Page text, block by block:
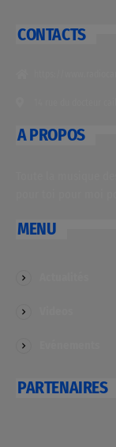
CONTACTS
A PROPOS
MENU
PARTENAIRES